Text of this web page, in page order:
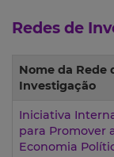
Redes de
Nome da Rede
Investigação
Iniciativa
para Promover
Economia